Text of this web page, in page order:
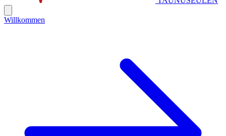
Willkommen